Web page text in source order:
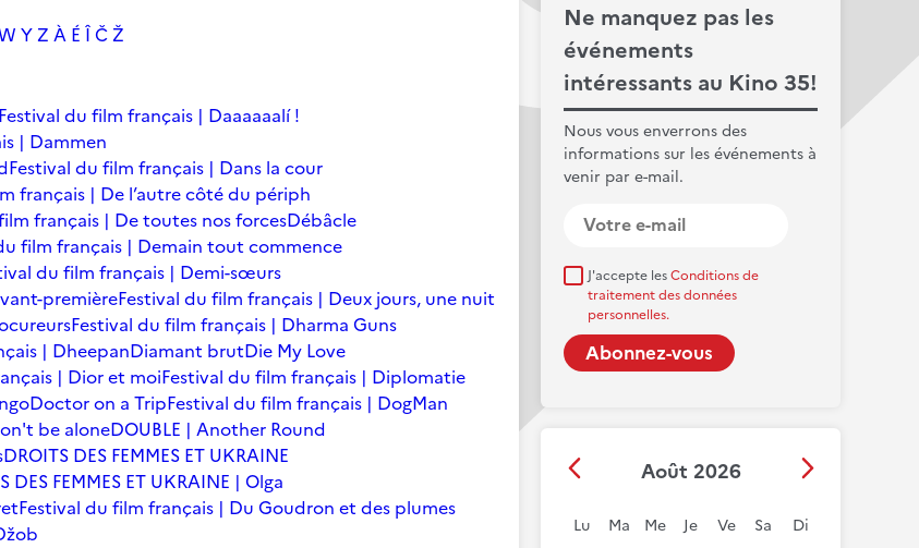
Ne manquez pas les
événements
intéressants au Kino 35!
Nous vous enverrons des
informations sur les événements à
venir par e-mail.
J'accepte lesConditions de
traitement des données
personnelles.
Août 2026
Lu Ma Me Je Ve Sa Di
YZ À É ÎČŽ
Festival du film français | Daaaaaalí !
| Dammen
Festival du film français | Dans la cour
français | De l’autre côté du périph
français | De toutes nos forcesDébâcle
film français | Demain tout commence
du film français | Demi-sœurs
premièreFestival du film français | Deux jours, une nuit
Festival du film français | Dharma Guns
| DheepanDiamant brutDie My Love
| Dior et moiFestival du film français | Diplomatie
Doctor on a TripFestival du film français | DogMan
be aloneDOUBLE | Another Round
DROITS DES FEMMES ET UKRAINE
DES FEMMES ET UKRAINE | Olga
Festival du film français | Du Goudron et des plumes